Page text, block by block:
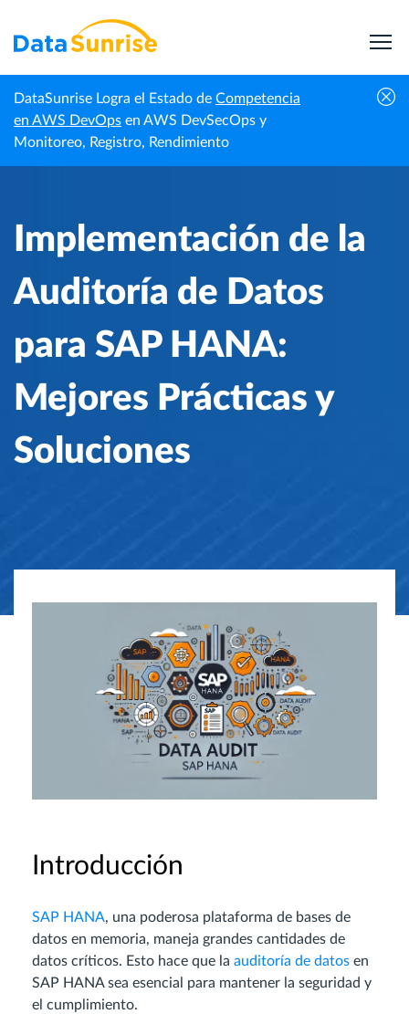
DataSunrise Logra el Estado de Competencia
en AWS DevOps en AWS DevSecOps y
Monitoreo, Registro, Rendimiento
Inicio
Centro de
Conocimiento
Implementación de la Auditoría de Datos para
SAP HANA: Mejores Prácticas y Soluciones
Implementación de la
Auditoría de Datos
para SAP HANA:
Mejores Prácticas y
Soluciones
Introducción
SAP HANA, una poderosa plataforma de bases de
datos en memoria, maneja grandes cantidades de
datos críticos. Esto hace que la auditoría de datos en
SAP HANA sea esencial para mantener la seguridad y
el cumplimiento.